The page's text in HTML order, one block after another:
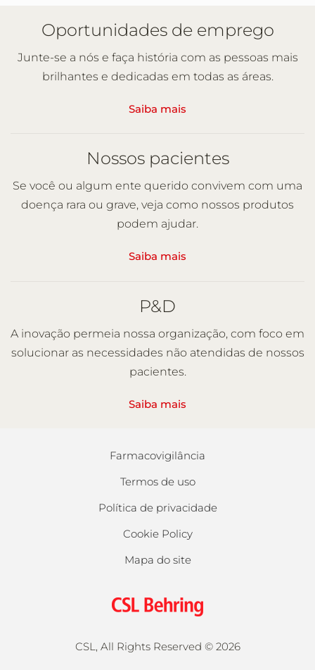
Oportunidades de emprego
Junte-se a nós e faça história com as pessoas mais
brilhantes e dedicadas em todas as áreas.
Saiba mais
Nossos pacientes
Se você ou algum ente querido convivem com uma
doença rara ou grave, veja como nossos produtos
podem ajudar.
Saiba mais
P&D
A inovação permeia nossa organização, com foco em
solucionar as necessidades não atendidas de nossos
pacientes.
Saiba mais
Farmacovigilância
Termos de uso
Política de privacidade
Cookie Policy
Mapa do site
CSL, All Rights Reserved © 2026